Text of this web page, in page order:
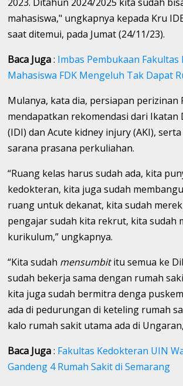
mahasiswa," ungkapnya kepada Kru
saat ditemui, pada Jumat (24/11/23).
Baca Juga: Imbas Pembukaan Fakultas
Mahasiswa FDK Mengeluh Tak Dapat
Mulanya, kata dia, persiapan perizinan
mendapatkan rekomendasi dari Ikatan
(IDI) dan Acute kidney injury (AKI),
sarana prasana perkuliahan.
“Ruang kelas harus sudah ada, kita
kedokteran, kita juga sudah
ruang untuk dekanat, kita sudah
pengajar sudah kita rekrut, kita sudah
kurikulum,” ungkapnya.
“Kita sudah mensumbititu semua ke
sudah bekerja sama dengan rumah
kita juga sudah bermitra denga
ada di pedurungan di keteling rumah
kalo rumah sakit utama ada di
Baca Juga: Fakultas Kedokteran UIN
Gandeng 4 Rumah Sakit di Semarang